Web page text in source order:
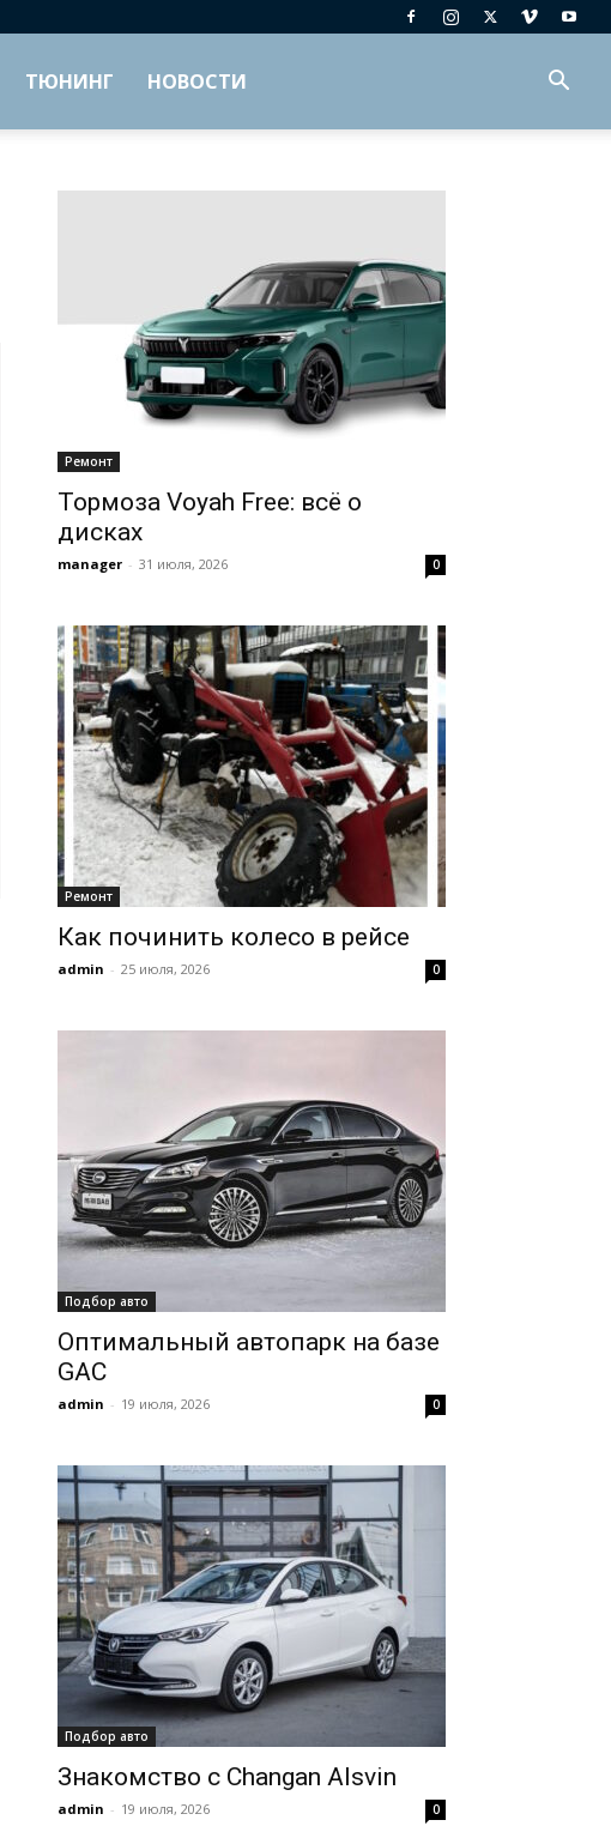
ТЮНИНГ НОВОСТИ
Ремонт
Тормоза Voyah Free: всё о
дисках
manager - 31 июля, 2026 0
Ремонт
Как починить колесо в рейсе
admin - 25 июля, 2026 0
Подбор авто
Оптимальный автопарк на базе
GAC
admin - 19 июля, 2026 0
Подбор авто
Знакомство с Changan Alsvin
admin - 19 июля, 2026 0